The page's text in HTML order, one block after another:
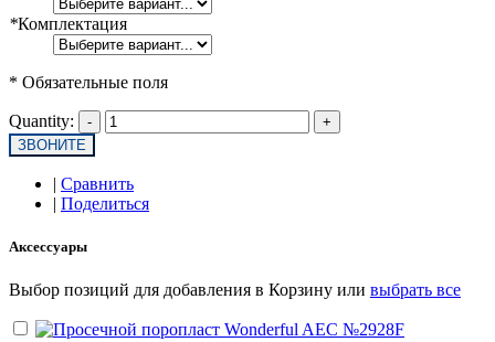
*Комплектация
* Обязательные поля
Quantity:
ЗВОНИТЕ
| Сравнить
| Поделиться
Аксессуары
Выбор позиций для добавления в Корзину или выбрать все